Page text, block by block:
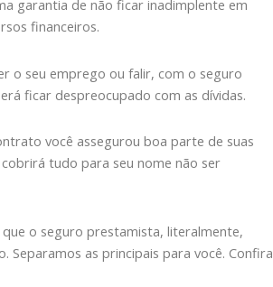
garantia de não ficar inadimplente em
financeiros.
o seu emprego ou falir, com o seguro
ficar despreocupado com as dívidas.
você assegurou boa parte de suas
tudo para seu nome não ser
o seguro prestamista, literalmente,
Separamos as principais para você. Confira